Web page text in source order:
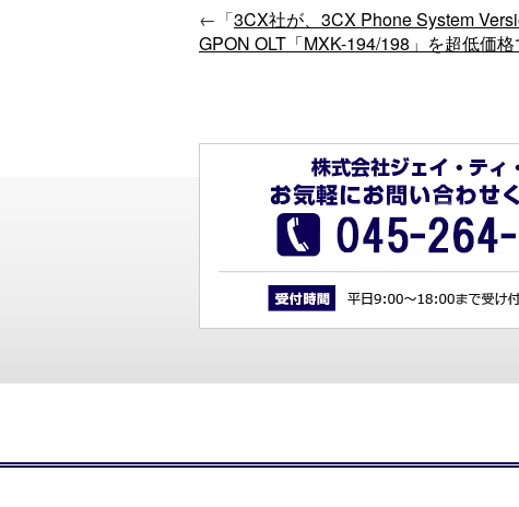
←「3CX社が、3CX Phone System
GPON OLT「MXK-194/198」を超低価